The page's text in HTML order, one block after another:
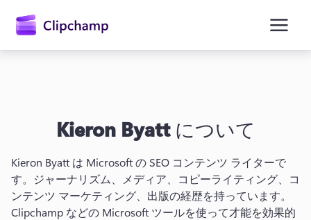
テ
Kieron Byattについて
Kieron Byatt は Microsoft の SEO コンテンツ ライターで
す。ジャーナリズム、メディア、コピーライティング、コ
ンテンツ マーケティング、出版の経歴を持っています。
Clipchamp などの Microsoft ツールを使って才能を効果的